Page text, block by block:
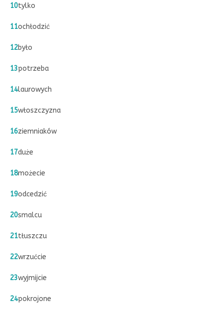
10tylko
11ochłodzić
12było
13potrzeba
14laurowych
15włoszczyzna
16ziemniaków
17duże
18możecie
19odcedzić
20smalcu
21tłuszczu
22wrzućcie
23wyjmijcie
24pokrojone